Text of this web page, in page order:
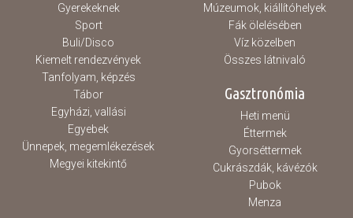
Gyerekeknek
Sport
Buli/Disco
Kiemelt rendezvények
Tanfolyam, képzés
Tábor
Egyházi, vallási
Egyebek
Ünnepek, megemlékezések
Megyei kitekintő
Múzeumok, kiállítóhelyek
Fák ölelésében
Víz közelben
Összes látnivaló
Gasztronómia
Heti menü
Éttermek
Gyorséttermek
Cukrászdák, kávézók
Pubok
Menza